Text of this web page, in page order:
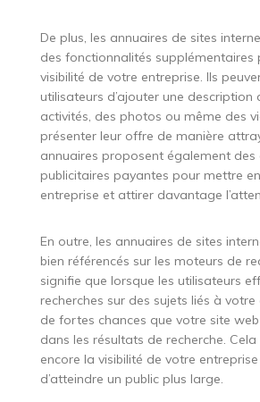
De plus, les annuaires de sites
des fonctionnalités supplémentaires
visibilité de votre entreprise. Ils
utilisateurs d’ajouter une description
activités, des photos ou même des
présenter leur offre de manière
annuaires proposent également des
publicitaires payantes pour mettre
entreprise et attirer davantage
En outre, les annuaires de sites
bien référencés sur les moteurs de
signifie que lorsque les utilisateurs
recherches sur des sujets liés à votre
de fortes chances que votre site
dans les résultats de recherche.
encore la visibilité de votre
d’atteindre un public plus large.